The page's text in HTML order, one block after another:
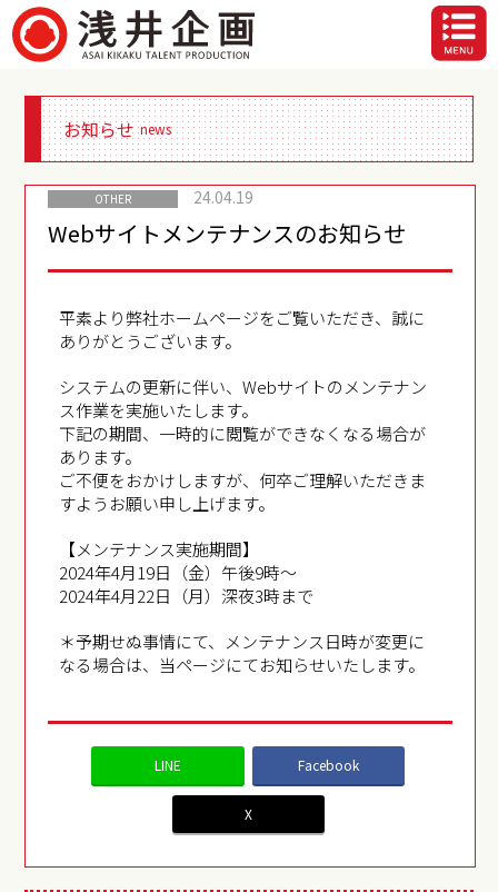
お知らせ news
OTHER 24.04.19
Webサイトメンテナンスのお知らせ
平素より弊社ホームページをご覧いただき、誠に
ありがとうございます。
システムの更新に伴い、Webサイトのメンテナン
ス作業を実施いたします。
下記の期間、一時的に閲覧ができなくなる場合が
あります。
ご不便をおかけしますが、何卒ご理解いただきま
すようお願い申し上げます。
【メンテナンス実施期間】
2024年4月19日（金）午後9時～
2024年4月22日（月）深夜3時まで
＊予期せぬ事情にて、メンテナンス日時が変更に
なる場合は、当ページにてお知らせいたします。
LINE Facebook
X